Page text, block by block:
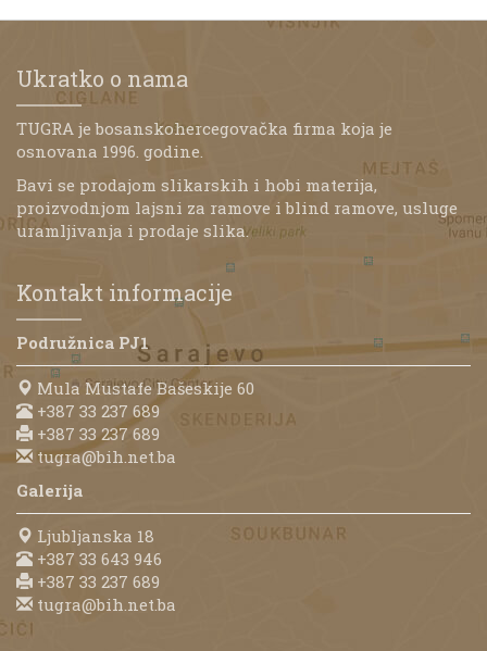
Ukratko o nama
TUGRA je bosanskohercegovačka firma koja je
osnovana 1996. godine.
Bavi se prodajom slikarskih i hobi materija,
proizvodnjom lajsni za ramove i blind ramove, usluge
uramljivanja i prodaje slika.
Kontakt informacije
Podružnica PJ1
Mula Mustafe Bašeskije 60
+387 33 237 689
+387 33 237 689
tugra@bih.net.ba
Galerija
Ljubljanska 18
+387 33 643 946
+387 33 237 689
tugra@bih.net.ba